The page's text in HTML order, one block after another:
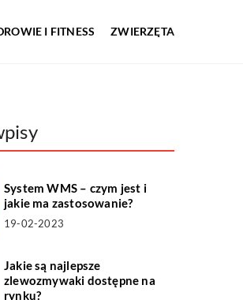
I FITNESS ZWIERZĘTA
System WMS – czym jest i
jakie ma zastosowanie?
19-02-2023
Jakie są najlepsze
zlewozmywaki dostępne na
rynku?